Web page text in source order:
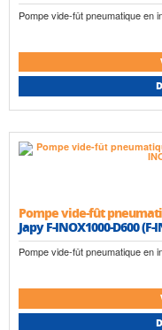
Pompe vide-fût pneumatique en
Pompe vide-fût
Japy F-INOX1000-D600 (F-
Pompe vide-fût pneumatique en